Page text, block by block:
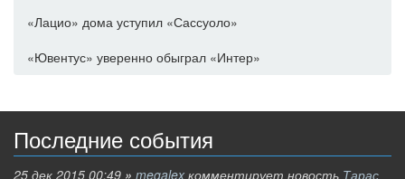
«Лацио» дома уступил «Сассуоло»
«Ювентус» уверенно обыграл «Интер»
Последние события
25 дек 2015 00:49 » megalex комментирует новость Тарас